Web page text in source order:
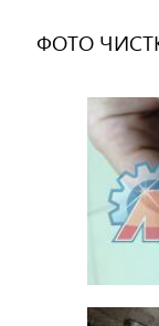
ФОТО